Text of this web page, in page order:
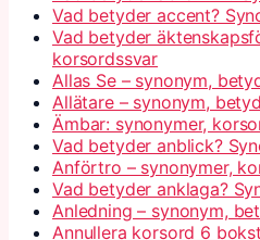
Vad betyder accent?
Vad betyder
korsordssvar
Allas Se – synonym,
Allätare – synonym,
Ämbar: synonymer,
Vad betyder anblick?
Anförtro – synonymer,
Vad betyder anklaga?
Anledning – synonym,
Annullera korsord 6